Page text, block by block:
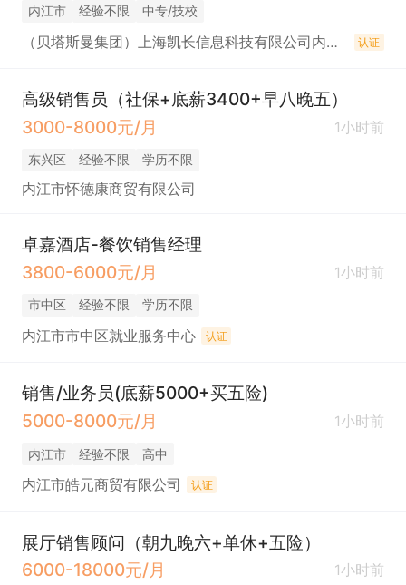
内江市 经验不限 中专/技校
（贝塔斯曼集团）上海凯长信息科技有限公司内江分公司 认证
高级销售员（社保+底薪3400+早八晚五）
3000-8000元/月
1小时前
东兴区 经验不限 学历不限
内江市怀德康商贸有限公司
卓嘉酒店-餐饮销售经理
3800-6000元/月
1小时前
市中区 经验不限 学历不限
内江市市中区就业服务中心 认证
销售/业务员(底薪5000+买五险)
5000-8000元/月
1小时前
内江市 经验不限 高中
内江市皓元商贸有限公司 认证
展厅销售顾问（朝九晚六+单休+五险）
6000-18000元/月
1小时前